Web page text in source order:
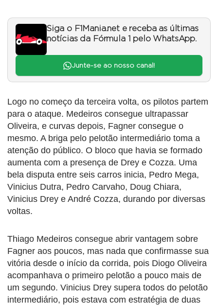
Siga o F1Mania.net e receba as últimas
notícias da Fórmula 1 pelo WhatsApp.
Junte-se ao nosso canal!
Logo no começo da terceira volta, os pilotos partem
para o ataque. Medeiros consegue ultrapassar
Oliveira, e curvas depois, Fagner consegue o
mesmo. A briga pelo pelotão intermediário toma a
atenção do público. O bloco que havia se formado
aumenta com a presença de Drey e Cozza. Uma
bela disputa entre seis carros inicia, Pedro Mega,
Vinicius Dutra, Pedro Carvaho, Doug Chiara,
Vinicius Drey e André Cozza, durando por diversas
voltas.
Thiago Medeiros consegue abrir vantagem sobre
Fagner aos poucos, mas nada que confirmasse sua
vitória desde o início da corrida, pois Diogo Oliveira
acompanhava o primeiro pelotão a pouco mais de
um segundo. Vinicius Drey supera todos do pelotão
intermediário, pois estava com estratégia de duas